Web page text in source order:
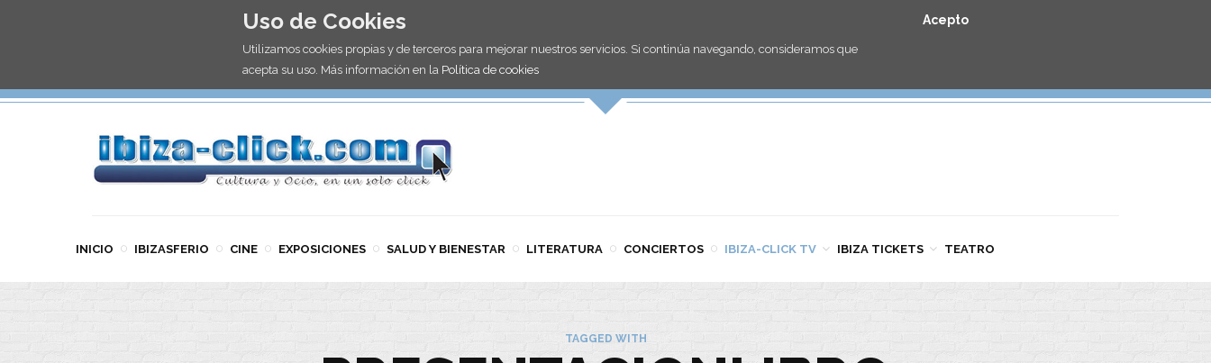
Uso de Cookies
Utilizamos cookies propias y de terceros para mejorar nuestros servicios. Si continúa navegando, consideramos que
acepta su uso. Más información en la Política de cookies
Acepto
INICIO IBIZASFERIO CINE EXPOSICIONES SALUD Y BIENESTAR LITERATURA CONCIERTOS IBIZA-CLICK TV IBIZA TICKETS TEATRO
TAGGED WITH